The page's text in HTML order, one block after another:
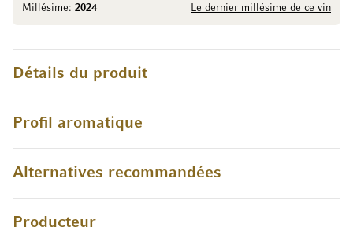
Millésime: 2024 Le dernier millésime de ce vin
Détails du produit
Profil aromatique
Alternatives recommandées
Producteur